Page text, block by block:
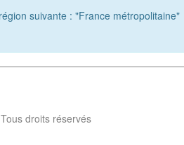
suivante : "France métropolitaine"
droits réservés